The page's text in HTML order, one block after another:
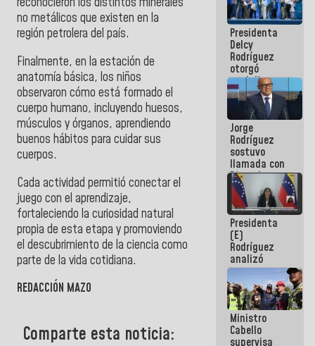
no metálicos que existen en la
región petrolera del país.
Finalmente, en la estación de
anatomía básica, los niños
observaron cómo está formado el
cuerpo humano, incluyendo huesos,
músculos y órganos, aprendiendo
buenos hábitos para cuidar sus
cuerpos.
Cada actividad permitió conectar el
juego con el aprendizaje,
fortaleciendo la curiosidad natural
propia de esta etapa y promoviendo
el descubrimiento de la ciencia como
parte de la vida cotidiana.
REDACCIÓN MAZO
Comparte esta noticia:
Eléctrico
para
abordar
planes de
acción
Presidenta
Delcy
Rodríguez
otorgó
medalla
"Héroe de
Venezuela"
a servidores
públicos
Jorge
Rodríguez
sostuvo
llamada con
Dinorah
Figuera y
acuerdan
primer
encuentro
presencial
para el
diálogo
Presidenta
(E)
Rodríguez
analizó
junto a
gobernadores
planes de
recuperación
del Sistema
Eléctrico
Ministro
Cabello
supervisa